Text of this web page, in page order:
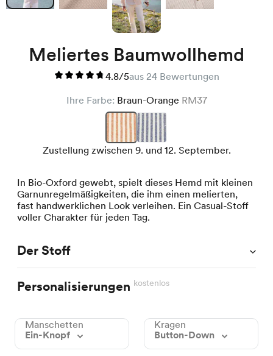
Meliertes Baumwollhemd
4.8/5aus 24 Bewertungen
Ihre Farbe: Braun-Orange RM37
Zustellung zwischen 9. und 12. September.
In Bio-Oxford gewebt, spielt dieses Hemd mit kleinen
Garnunregelmäßigkeiten, die ihm einen melierten,
fast handwerklichen Look verleihen. Ein Casual-Stoff
voller Charakter für jeden Tag.
Der Stoff
Personalisierungen kostenlos
Manschetten
Ein-Knopf
Kragen
Button-Down